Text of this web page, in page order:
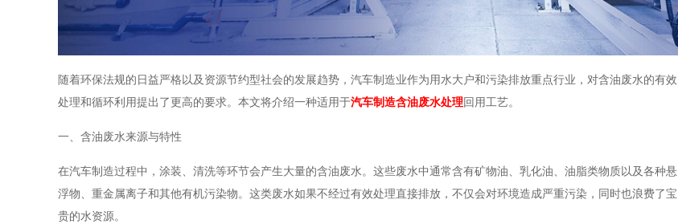
随着环保法规的日益严格以及资源节约型社会的发展趋势，汽车制造业作为用水大户和污染排放重点行业，对含油废水的有效
处理和循环利用提出了更高的要求。本文将介绍一种适用于汽车制造含油废水处理回用工艺。
一、含油废水来源与特性
在汽车制造过程中，涂装、清洗等环节会产生大量的含油废水。这些废水中通常含有矿物油、乳化油、油脂类物质以及各种悬
浮物、重金属离子和其他有机污染物。这类废水如果不经过有效处理直接排放，不仅会对环境造成严重污染，同时也浪费了宝
贵的水资源。